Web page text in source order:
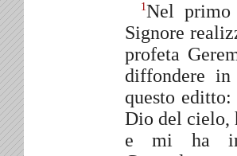
1Nel
Signore
profeta
diffondere
questo editto:
Dio del cielo,
e mi ha